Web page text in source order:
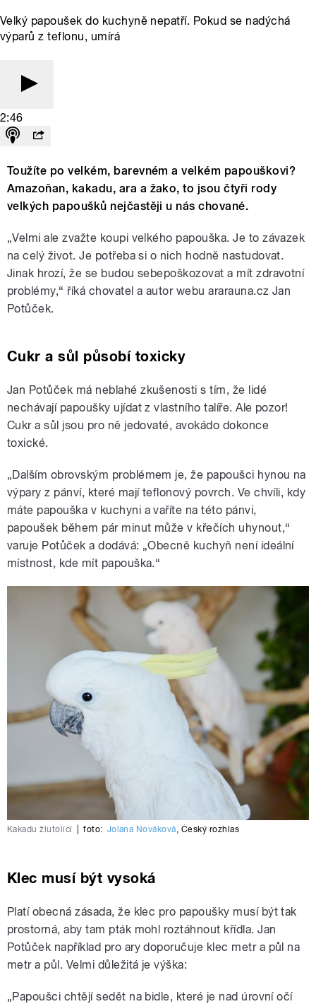
Velký papoušek do kuchyně nepatří. Pokud se nadýchá
výparů z teflonu, umírá
2:46
Toužíte po velkém, barevném a velkém papouškovi?
Amazoňan, kakadu, ara a žako, to jsou čtyři rody
velkých papoušků nejčastěji u nás chované.
„Velmi ale zvažte koupi velkého papouška. Je to závazek
na celý život. Je potřeba si o nich hodně nastudovat.
Jinak hrozí, že se budou sebepoškozovat a mít zdravotní
problémy,“ říká chovatel a autor webu ararauna.cz Jan
Potůček.
Cukr a sůl působí toxicky
Jan Potůček má neblahé zkušenosti s tím, že lidé
nechávají papoušky ujídat z vlastního talíře. Ale pozor!
Cukr a sůl jsou pro ně jedovaté, avokádo dokonce
toxické.
„Dalším obrovským problémem je, že papoušci hynou na
výpary z pánví, které mají teflonový povrch. Ve chvíli, kdy
máte papouška v kuchyni a vaříte na této pánvi,
papoušek během pár minut může v křečích uhynout,“
varuje Potůček a dodává: „Obecně kuchyň není ideální
místnost, kde mít papouška.“
Kakadu žlutolící foto: Jolana Nováková, Český rozhlas
Klec musí být vysoká
Platí obecná zásada, že klec pro papoušky musí být tak
prostorná, aby tam pták mohl roztáhnout křídla. Jan
Potůček například pro ary doporučuje klec metr a půl na
metr a půl. Velmi důležitá je výška:
„Papoušci chtějí sedět na bidle, které je nad úrovní očí